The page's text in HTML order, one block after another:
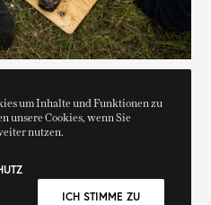
um Inhalte und Funktionen zu
unsere Cookies, wenn Sie
nutzen.
ICH STIMME ZU